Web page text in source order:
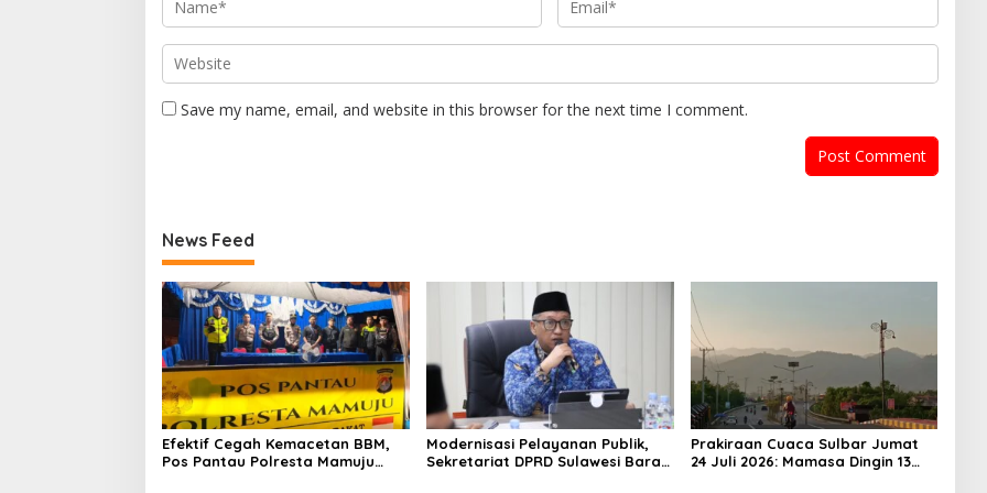
Save my name, email, and website in this browser for the next time I comment.
News Feed
Efektif Cegah Kemacetan BBM,
Pos Pantau Polresta Mamuju
Modernisasi Pelayanan Publik,
Sekretariat DPRD Sulawesi Barat
Prakiraan Cuaca Sulbar Jumat
24 Juli 2026: Mamasa Dingin 13